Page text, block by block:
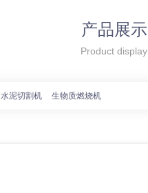
产品展示
Product display
水泥切割机 生物质燃烧机